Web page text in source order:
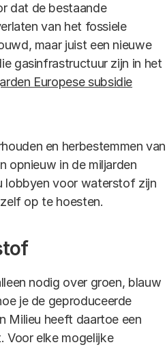
dat de bestaande
van het fossiele
maar juist een nieuwe
gasinfrastructuur zijn in het
Europese subsidie
en herbestemmen van
opnieuw in de miljarden
lobbyen voor waterstof zijn
op te hoesten.
nodig over groen, blauw
je de geproduceerde
Milieu heeft daartoe een
Voor elke mogelijke